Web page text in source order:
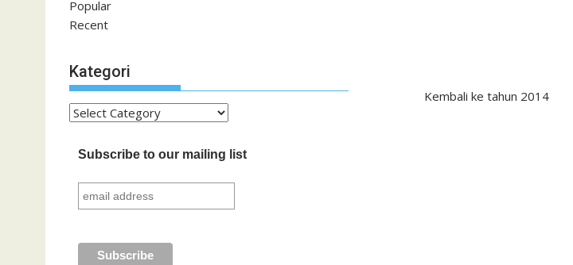
Kembali ke tahun 2014
Popular
Recent
Kategori
Kategori
Subscribe to our mailing list